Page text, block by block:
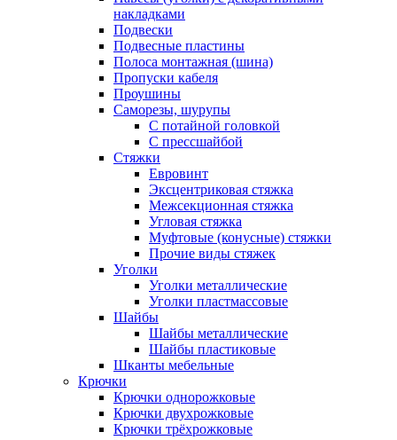
накладками
Подвески
Подвесные пластины
Полоса монтажная (шина)
Пропуски кабеля
Проушины
Саморезы, шурупы
С потайной головкой
С прессшайбой
Стяжки
Евровинт
Эксцентриковая стяжка
Межсекционная стяжка
Угловая стяжка
Муфтовые (конусные) стяжки
Прочие виды стяжек
Уголки
Уголки металлические
Уголки пластмассовые
Шайбы
Шайбы металлические
Шайбы пластиковые
Шканты мебельные
Крючки
Крючки однорожковые
Крючки двухрожковые
Крючки трёхрожковые